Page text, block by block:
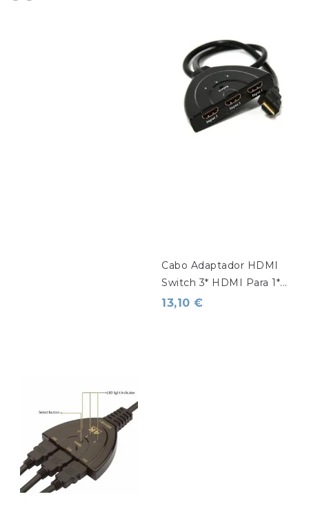
Cabo Adaptador HDMI
Switch 3* HDMI Para 1*...
13,10 €